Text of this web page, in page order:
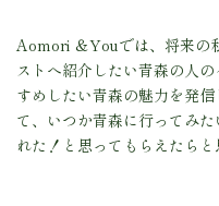
Aomori ＆Youでは、将来の
ストへ紹介したい青森の人
すめしたい青森の魅力を発
て、いつか青森に行ってみ
れた！と思ってもらえたらと